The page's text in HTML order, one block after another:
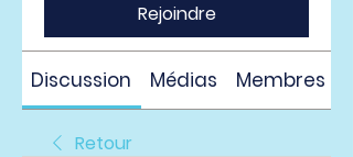
Rejoindre
Discussion Médias Membres
Retour